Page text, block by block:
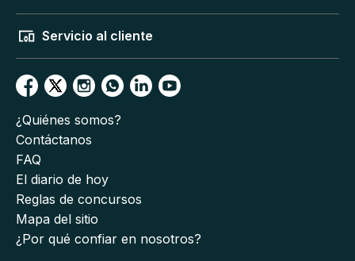
Servicio al cliente
¿Quiénes somos?
Contáctanos
FAQ
El diario de hoy
Reglas de concursos
Mapa del sitio
¿Por qué confiar en nosotros?